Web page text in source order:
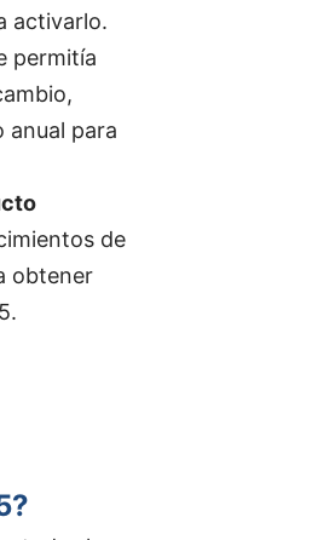
activarlo.
permitía
anual para
de
obtener